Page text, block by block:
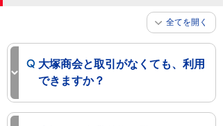
全てを開く
大塚商会と取引がなくても、利用
できますか？